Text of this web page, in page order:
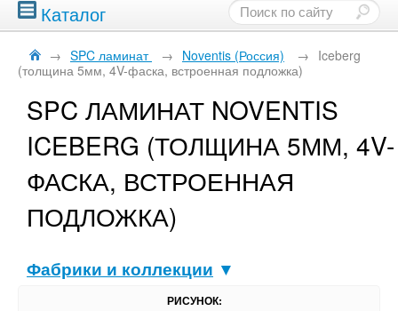
Каталог
→ SPC ламинат → Noventis (Россия) → Iceberg
(толщина 5мм, 4V-фаска, встроенная подложка)
SPC ЛАМИНАТ NOVENTIS
ICEBERG (ТОЛЩИНА 5ММ, 4V-
ФАСКА, ВСТРОЕННАЯ
ПОДЛОЖКА)
Фабрики и коллекции ▼
РИСУНОК: